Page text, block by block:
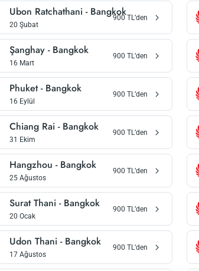
Ubon Ratchathani - Bangkok
20 Şubat
900TL’den
Şanghay - Bangkok
16 Mart
900 TL’den
Phuket- Bangkok
16 Eylül
900 TL’den
Chiang Rai - Bangkok
31 Ekim
900 TL’den
Hangzhou - Bangkok
25 Ağustos
900 TL’den
Surat Thani - Bangkok
20 Ocak
900 TL’den
Udon Thani - Bangkok
17 Ağustos
900 TL’den